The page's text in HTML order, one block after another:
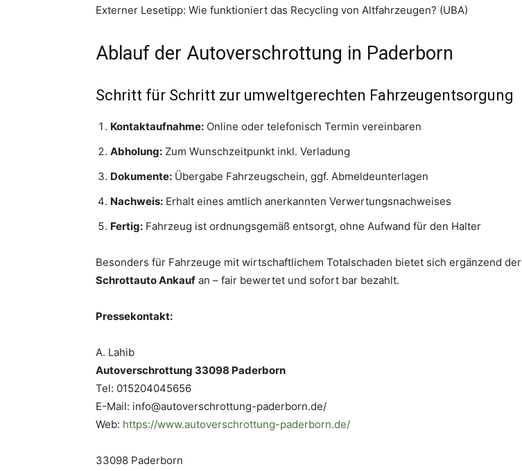
Externer Lesetipp: Wie funktioniert das Recycling von Altfahrzeugen? (UBA)
Ablauf der Autoverschrottung in Paderborn
Schritt für Schritt zur umweltgerechten Fahrzeugentsorgung
Kontaktaufnahme: Online oder telefonisch Termin vereinbaren
Abholung: Zum Wunschzeitpunkt inkl. Verladung
Dokumente: Übergabe Fahrzeugschein, ggf. Abmeldeunterlagen
Nachweis: Erhalt eines amtlich anerkannten Verwertungsnachweises
Fertig: Fahrzeug ist ordnungsgemäß entsorgt, ohne Aufwand für den Halter
Besonders für Fahrzeuge mit wirtschaftlichem Totalschaden bietet sich ergänzend der
Schrottauto Ankauf an – fair bewertet und sofort bar bezahlt.
Pressekontakt:
A. Lahib
Autoverschrottung 33098 Paderborn
Tel: 015204045656
E-Mail: info@autoverschrottung-paderborn.de/
Web: https://www.autoverschrottung-paderborn.de/
33098 Paderborn